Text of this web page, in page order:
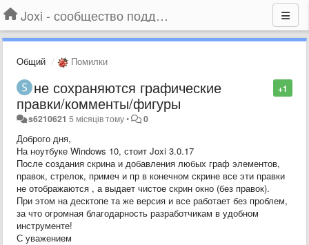
Joxi - сообщество поддержки
Общий Помилки
+1
не сохраняются графические
правки/комменты/фигуры
s6210621 5 місяців тому• 0
Доброго дня,
На ноутбуке Windows 10, стоит Joxi 3.0.17
После создания скрина и добавления любых граф элементов,
правок, стрелок, примеч и пр в конечном скрине все эти правки
не отображаются , а выдает чистое скрин окно (без правок).
При этом на десктопе та же версия и все работает без проблем,
за что огромная благодарность разработчикам в удобном
инструменте!
С уважением